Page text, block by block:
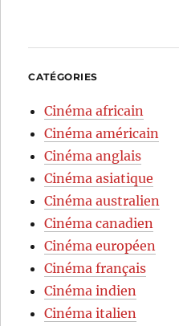
CATÉGORIES
Cinéma africain
Cinéma américain
Cinéma anglais
Cinéma asiatique
Cinéma australien
Cinéma canadien
Cinéma européen
Cinéma français
Cinéma indien
Cinéma italien